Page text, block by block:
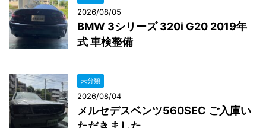
2026/08/05
BMW 3シリーズ 320i G20 2019年
式 車検整備
未分類
2026/08/04
メルセデスベンツ560SEC ご入庫い